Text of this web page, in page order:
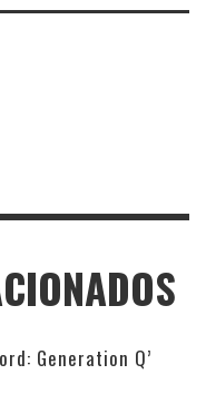
Generation Q’